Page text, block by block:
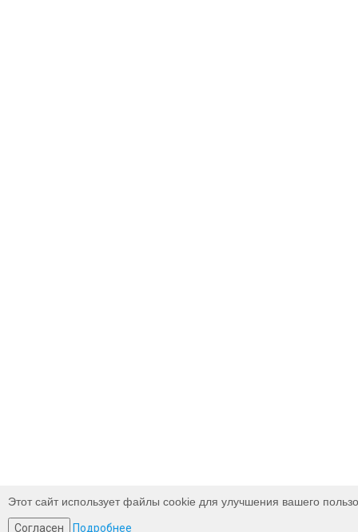
Этот сайт использует файлы cookie для улучшения вашего
Согласен Подробнее